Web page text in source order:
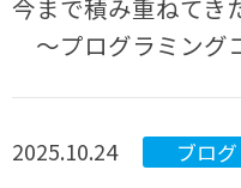
今まで積み重ねてき
～プログラミング
2025.10.24 ブログ